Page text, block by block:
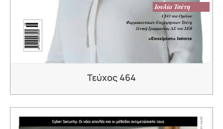
Τεύχος 464